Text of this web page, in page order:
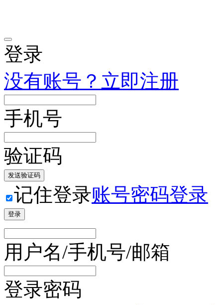
登录
没有账号？立即注册
手机号
验证码
发送验证码
记住登录账号密码登录
登录
用户名/手机号/邮箱
登录密码